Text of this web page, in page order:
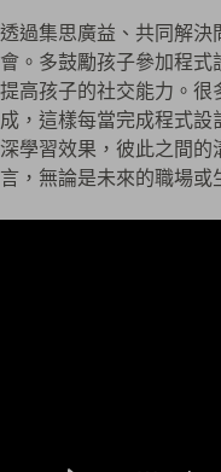
透過集思廣益、共同解決
會。多鼓勵孩子參加程式
提高孩子的社交能力。很
成，這樣每當完成程式設
深學習效果，彼此之間的
言，無論是未來的職場或